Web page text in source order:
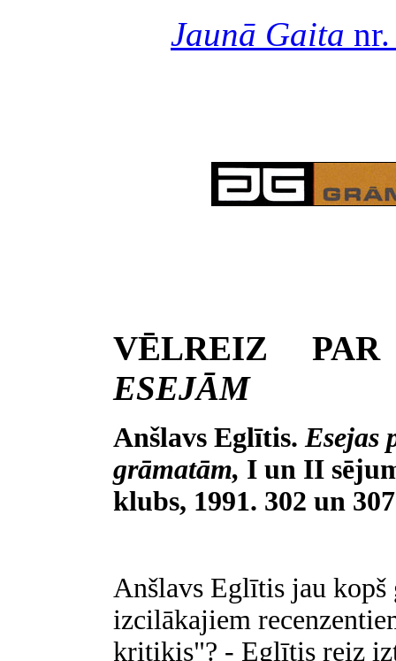
Jaunā Gaita
VĒLREIZ
ESEJĀM
Anšlavs Eglītis.Esejas
grāmatām, I un II
klubs, 1991. 302 un
Anšlavs Eglītis jau kopš
izcilākajiem
kritiķis"? - Eglītis reiz